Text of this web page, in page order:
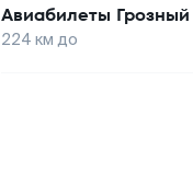
Авиабилеты Грозный
224 км до